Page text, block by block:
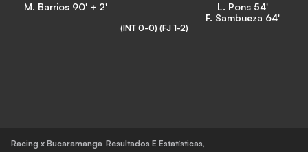
M. Barrios 90' + 2' L. Pons 54'
F. Sambueza 64'
(INT 0-0) (FJ 1-2)
Racing x Bucaramanga Resultados E Estatísticas,